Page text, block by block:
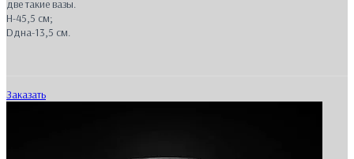
две такие вазы.
H-45,5 см;
Dдна-13,5 см.
Заказать